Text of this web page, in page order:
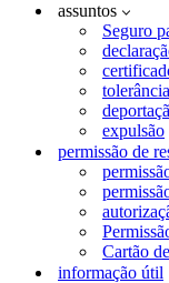
assuntos
Seguro
tolerância
expulsão
permissão de
Cartão
informação útil